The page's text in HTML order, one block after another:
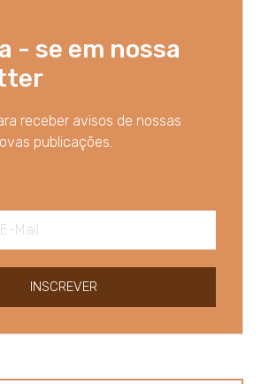
- se em nossa
receber avisos de nossas
publicações.
INSCREVER